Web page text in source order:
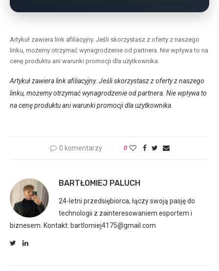
Artykuł zawiera link afiliacyjny. Jeśli skorzystasz z oferty z naszego
linku, możemy otrzymać wynagrodzenie od partnera. Nie wpływa to na
cenę produktu ani warunki promocji dla użytkownika.
Artykuł zawiera link afiliacyjny. Jeśli skorzystasz z oferty z naszego
linku, możemy otrzymać wynagrodzenie od partnera. Nie wpływa to
na cenę produktu ani warunki promocji dla użytkownika.
0 komentarzy 0
BARTŁOMIEJ PALUCH
24-letni przedsiębiorca, łączy swoją pasję do
technologii z zainteresowaniem esportem i
biznesem. Kontakt: bartlomiej4175@gmail.com